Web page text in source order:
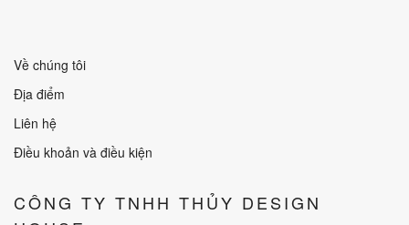
Về chúng tôi
Địa điểm
Liên hệ
Điều khoản và điều kiện
CÔNG TY TNHH THỦY DESIGN